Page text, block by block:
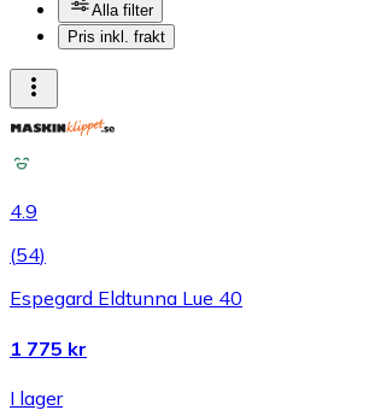
Alla filter
Pris inkl. frakt
4.9
(54)
Espegard Eldtunna Lue 40
1 775 kr
I lager